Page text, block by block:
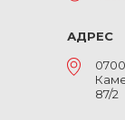
АДРЕС
87/2